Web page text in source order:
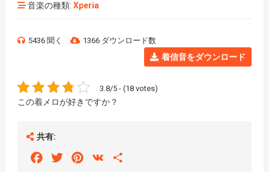
音楽の種類: Xperia
5436 聞く 1366 ダウンロード数
着信音をダウンロード
3.8/5 - (18 votes)
この着メロが好きですか？
共有:
FacebookTwitterPinterest
VK